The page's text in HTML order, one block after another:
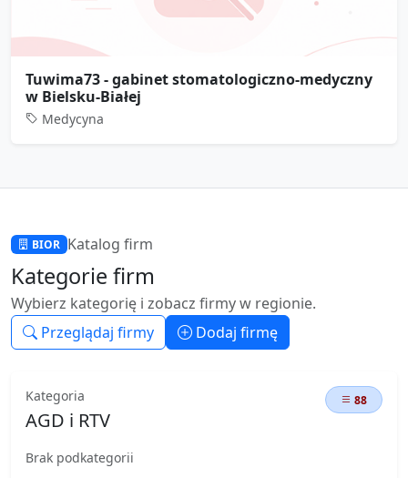
Tuwima73 - gabinet stomatologiczno-medyczny
w Bielsku-Białej
Medycyna
BIOR Katalog firm
Kategorie firm
Wybierz kategorię i zobacz firmy w regionie.
Przeglądaj firmy
Dodaj firmę
Kategoria
AGD i RTV
88
Brak podkategorii